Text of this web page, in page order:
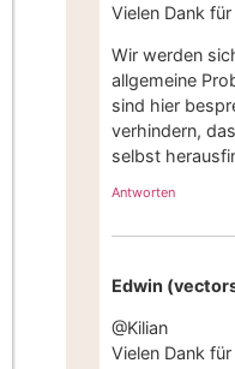
Vielen Dank
Wir werden
allgemeine
sind hier
verhindern,
selbst
Antworten
Edwin
@Kilian
Vielen Dank